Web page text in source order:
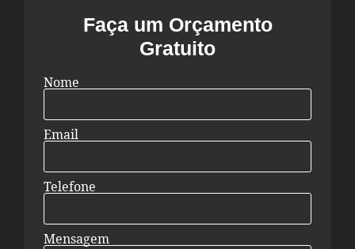
Faça um Orçamento
Gratuito
Nome
Email
Telefone
Mensagem